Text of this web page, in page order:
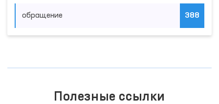
обращение 388
Полезные ссылки